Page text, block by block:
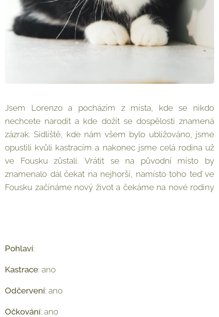
Jsem Lorenzo a pocházím z místa, kde se nikdo
nechcete narodit a kde dožít se dospělosti znamená
zázrak. Sídliště, kde nám všem bylo ubližováno, jsme
opustili kvůli kastracím a nakonec jsme celá rodina už
ve Fousku zůstali. Vrátit se na původní místo by
znamenalo dál čekat na nejhorší, namísto toho teď ve
Fousku začínáme nový život a čekáme na nové rodiny
Pohlaví: ♂︎
Kastrace: ano
Odčervení: ano
Očkování: ano